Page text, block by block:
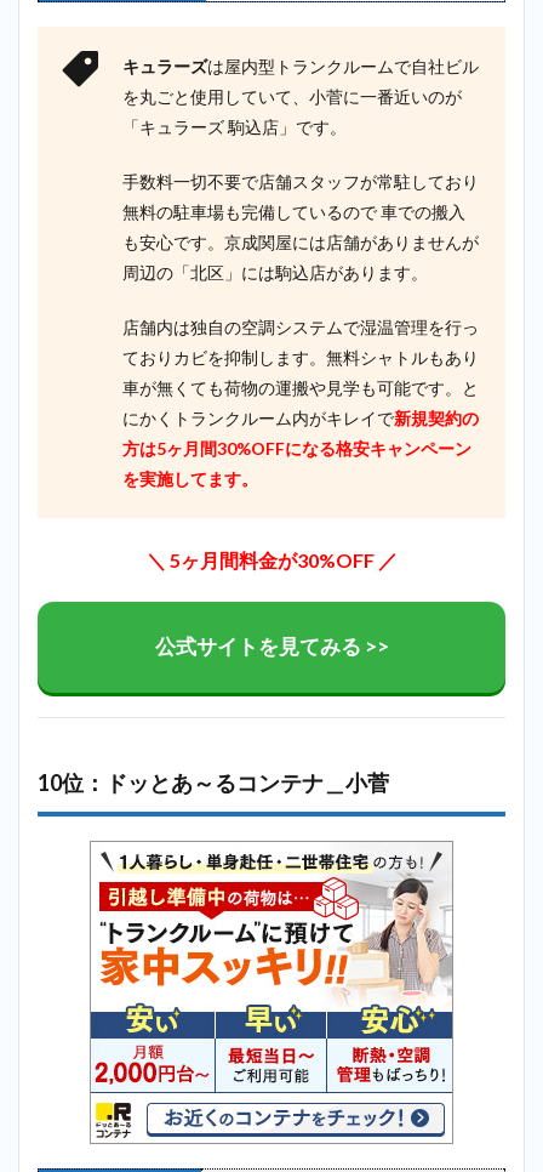
キュラーズは屋内型トランクルームで自社ビル
を丸ごと使用していて、小菅に一番近いのが
「キュラーズ 駒込店」です。
手数料一切不要で店舗スタッフが常駐しており
無料の駐車場も完備しているので 車での搬入
も安心です。京成関屋には店舗がありませんが
周辺の「北区」には駒込店があります。
店舗内は独自の空調システムで湿温管理を行っ
ておりカビを抑制します。無料シャトルもあり
車が無くても荷物の運搬や見学も可能です。と
にかくトランクルーム内がキレイで新規契約の
方は5ヶ月間30%OFFになる格安キャンペーン
を実施してます。
＼ 5ヶ月間料金が30%OFF ／
公式サイトを見てみる >>
10位：ドッとあ～るコンテナ＿小菅